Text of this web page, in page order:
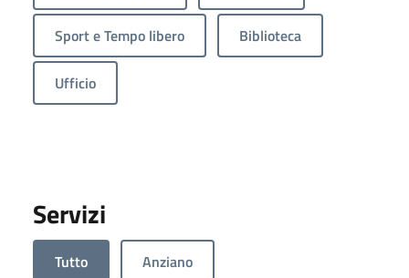
Sport e Tempo libero Biblioteca
Ufficio
Servizi
Tutto Anziano